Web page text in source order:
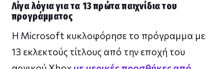
Λίγα λόγια για τα 13 πρώτα παιχνίδια του
προγράμματος
Η Microsoft κυκλοφόρησε το πρόγραμμα με
13 εκλεκτούς τίτλους από την εποχή του